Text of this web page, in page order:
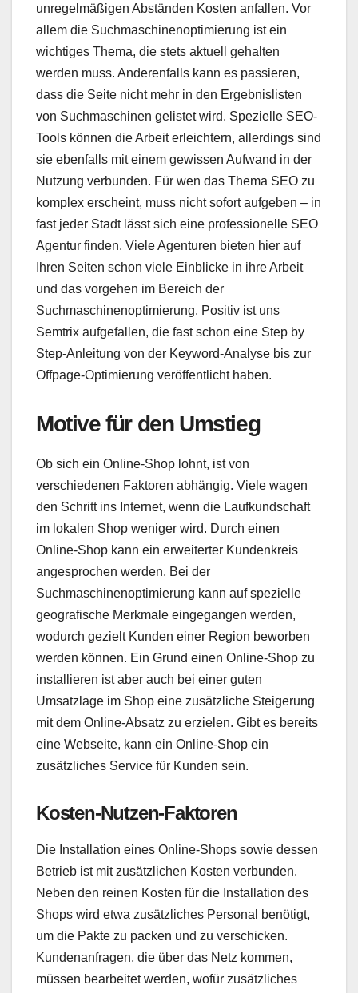
unregelmäßigen Abständen Kosten anfallen. Vor
allem die Suchmaschinenoptimierung ist ein
wichtiges Thema, die stets aktuell gehalten
werden muss. Anderenfalls kann es passieren,
dass die Seite nicht mehr in den Ergebnislisten
von Suchmaschinen gelistet wird. Spezielle SEO-
Tools können die Arbeit erleichtern, allerdings sind
sie ebenfalls mit einem gewissen Aufwand in der
Nutzung verbunden. Für wen das Thema SEO zu
komplex erscheint, muss nicht sofort aufgeben – in
fast jeder Stadt lässt sich eine professionelle SEO
Agentur finden. Viele Agenturen bieten hier auf
Ihren Seiten schon viele Einblicke in ihre Arbeit
und das vorgehen im Bereich der
Suchmaschinenoptimierung. Positiv ist uns
Semtrix aufgefallen, die fast schon eine Step by
Step-Anleitung von der Keyword-Analyse bis zur
Offpage-Optimierung veröffentlicht haben.
Motive für den Umstieg
Ob sich ein Online-Shop lohnt, ist von
verschiedenen Faktoren abhängig. Viele wagen
den Schritt ins Internet, wenn die Laufkundschaft
im lokalen Shop weniger wird. Durch einen
Online-Shop kann ein erweiterter Kundenkreis
angesprochen werden. Bei der
Suchmaschinenoptimierung kann auf spezielle
geografische Merkmale eingegangen werden,
wodurch gezielt Kunden einer Region beworben
werden können. Ein Grund einen Online-Shop zu
installieren ist aber auch bei einer guten
Umsatzlage im Shop eine zusätzliche Steigerung
mit dem Online-Absatz zu erzielen. Gibt es bereits
eine Webseite, kann ein Online-Shop ein
zusätzliches Service für Kunden sein.
Kosten-Nutzen-Faktoren
Die Installation eines Online-Shops sowie dessen
Betrieb ist mit zusätzlichen Kosten verbunden.
Neben den reinen Kosten für die Installation des
Shops wird etwa zusätzliches Personal benötigt,
um die Pakte zu packen und zu verschicken.
Kundenanfragen, die über das Netz kommen,
müssen bearbeitet werden, wofür zusätzliches